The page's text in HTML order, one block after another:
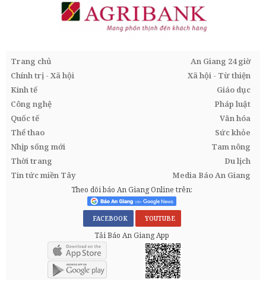
Trang chủ
An Giang 24 giờ
Chính trị - Xã hội
Xã hội - Từ thiện
Kinh tế
Giáo dục
Công nghệ
Pháp luật
Quốc tế
Văn hóa
Thể thao
Sức khỏe
Nhịp sống mới
Tam nông
Thời trang
Du lịch
Tin tức miền Tây
Media Báo An Giang
Theo dõi báo An Giang Online trên:
FACEBOOK YOUTUBE
Tải Báo An Giang App